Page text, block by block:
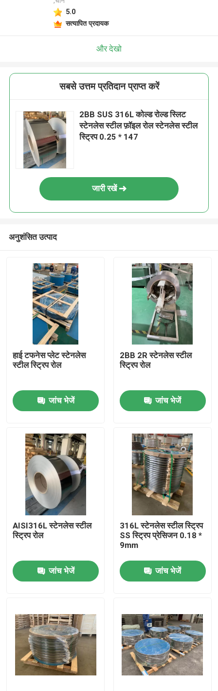
घर
उत्पादों
वीडियो
हमारे बारे में
कारखाना भ्रमण
गुणवत्ता नियंत्रण
एक उद्धरण का अनुरोध करें
304 स्टेनलेस स्टील स्ट्रिप्स
5.0
सत्यापित प्रदायक
और देखो
सबसे उत्तम प्रतिदान प्राप्त करें
2BB SUS 316L कोल्ड रोल्ड स्लिट
स्टेनलेस स्टील फ़ॉइल रोल स्टेनलेस स्टील
स्ट्रिप 0.25 * 147
जारी रखें
अनुशंसित उत्पाद
हाई टफनेस प्लेट स्टेनलेस
स्टील स्ट्रिप रोल
जांच भेजें
2BB 2R स्टेनलेस स्टील
स्ट्रिप रोल
जांच भेजें
AISI316L स्टेनलेस स्टील
स्ट्रिप रोल
जांच भेजें
316L स्टेनलेस स्टील स्ट्रिप
SS स्ट्रिप प्रेसिजन 0.18 *
9mm
जांच भेजें